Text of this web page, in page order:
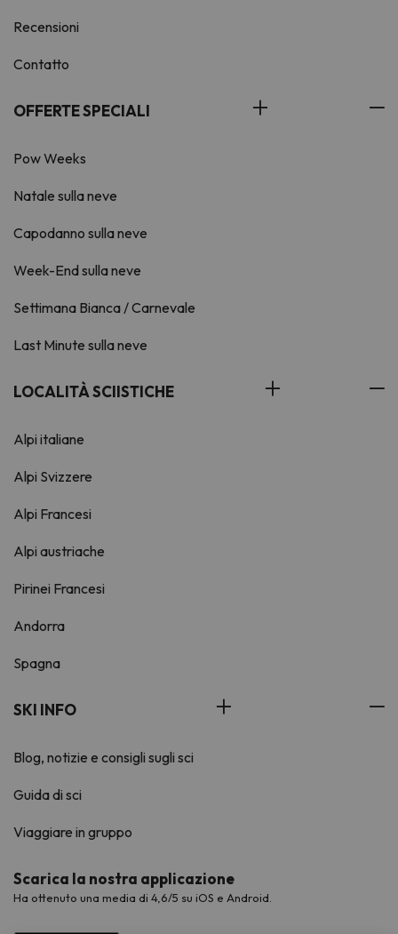
Recensioni
Contatto
OFFERTE SPECIALI
Pow Weeks
Natale sulla neve
Capodanno sulla neve
Week-End sulla neve
Settimana Bianca / Carnevale
Last Minute sulla neve
LOCALITÀ SCIISTICHE
Alpi italiane
Alpi Svizzere
Alpi Francesi
Alpi austriache
Pirinei Francesi
Andorra
Spagna
SKI INFO
Blog, notizie e consigli sugli sci
Guida di sci
Viaggiare in gruppo
Scarica la nostra applicazione
Ha ottenuto una media di 4,6/5 su iOS e Android.